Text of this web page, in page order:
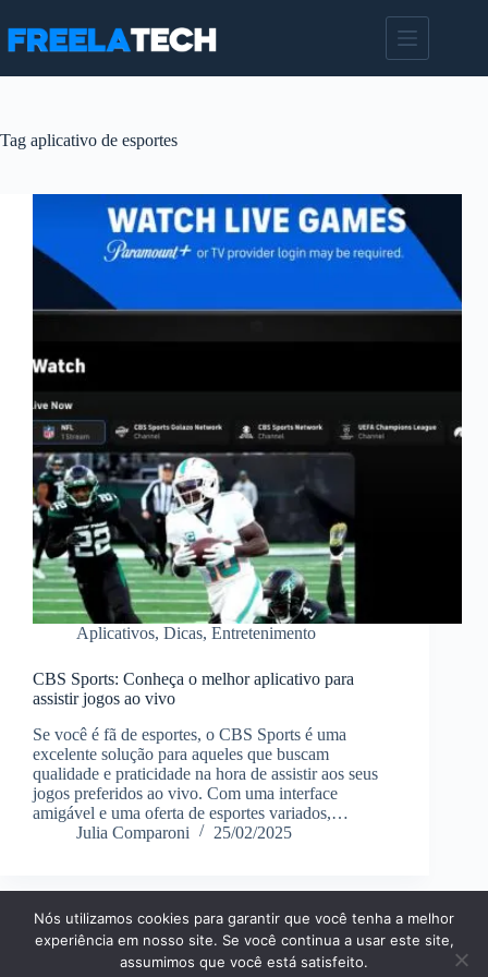
para
Tag aplicativo de esportes
Aplicativos, Dicas, Entretenimento
CBS Sports: Conheça o melhor aplicativo para
assistir jogos ao vivo
Se você é fã de esportes, o CBS Sports é uma
excelente solução para aqueles que buscam
qualidade e praticidade na hora de assistir aos seus
jogos preferidos ao vivo. Com uma interface
amigável e uma oferta de esportes variados,…
Julia Comparoni
25/02/2025
Página Inícial Dicas
Aplicativos
Entretenimento
Finanças Notícias
Tecnologia
Nós utilizamos cookies para garantir que você tenha a melhor
experiência em nosso site. Se você continua a usar este site,
assumimos que você está satisfeito.